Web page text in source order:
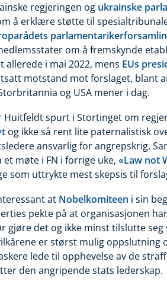
regjeringen og ukrainske
å erklære støtte til
om å fremskynde
i mai 2022, mens EUs
motstand mot forslaget, blant
og USA mener i dag.
spurt i Stortinget om
og ikke så rent lite paternalistisk
ansvarlig for angrepskrig.
møte i FN i forrige uke, «Law not
som uttrykte mest skepsis til
at Nobelkomiteen i sin
pekte på at organisasjonen
gjøre det og ikke minst tilslutte
er størst mulig oppslutning
lede til opphevelse av de
den angripende stats lederskap.